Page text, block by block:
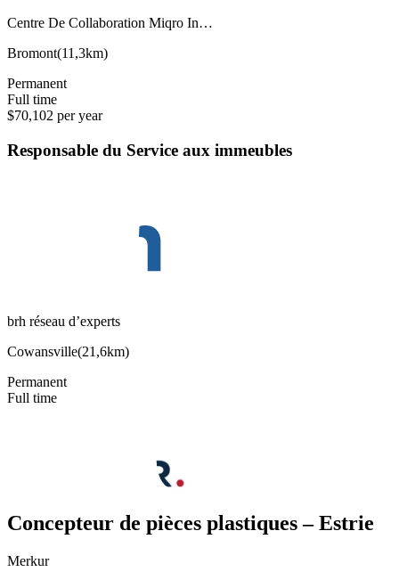
Centre De Collaboration Miqro In…
Bromont(11,3km)
Permanent
Full time
$70,102 per year
Responsable du Service aux immeubles
brh réseau d’experts
Cowansville(21,6km)
Permanent
Full time
Concepteur de pièces plastiques – Estrie
Merkur